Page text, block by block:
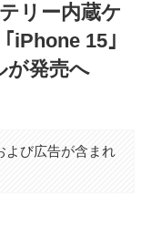
リー内蔵ケ
iPhone 15｣
が発売へ
よび広告が含まれ